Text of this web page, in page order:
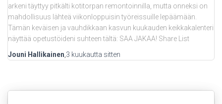
arkeni täyttyy pitkälti kotitorpan remontoinnilla, mutta onneksi on
mahdollisuus lähteä viikonloppuisin työreissuille lepäämään.
Tämän keväisen ja vauhdikkaan kasvun kuukauden keikkakalenteri
näyttää opetustöideni suhteen tältä: SAA JAKAA! Share List
Jouni Hallikainen 3 kuukautta sitten